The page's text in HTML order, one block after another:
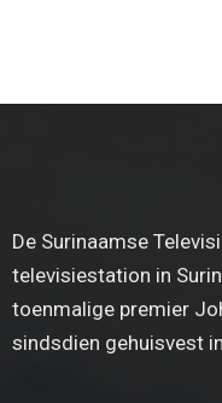
De Surinaamse
televisiestation in
toenmalige premier
sindsdien gehuisvest